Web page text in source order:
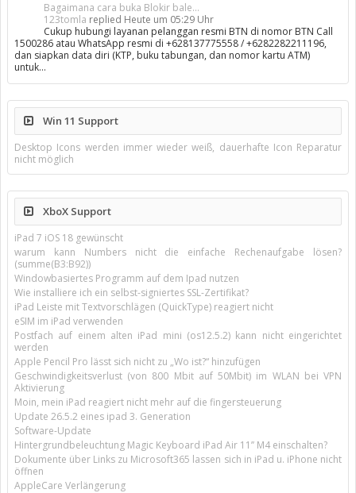
Bagaimana cara buka Blokir bale...
123tomla replied Heute um 05:29 Uhr
Cukup hubungi layanan pelanggan resmi BTN di nomor BTN Call
1500286 atau WhatsApp resmi di +628137775558 / +6282282211196,
dan siapkan data diri (KTP, buku tabungan, dan nomor kartu ATM)
untuk…
Win 11 Support
Desktop Icons werden immer wieder weiß, dauerhafte Icon Reparatur
nicht möglich
XboX Support
iPad 7 iOS 18 gewünscht
warum kann Numbers nicht die einfache Rechenaufgabe lösen?
(summe(B3:B92))
Windowbasiertes Programm auf dem Ipad nutzen
Wie installiere ich ein selbst-signiertes SSL-Zertifikat?
iPad Leiste mit Textvorschlägen (QuickType) reagiert nicht
eSIM im iPad verwenden
Postfach auf einem alten iPad mini (os12.5.2) kann nicht eingerichtet
werden
Apple Pencil Pro lässt sich nicht zu „Wo ist?“ hinzufügen
Geschwindigkeitsverlust (von 800 Mbit auf 50Mbit) im WLAN bei VPN
Aktivierung
Moin, mein iPad reagiert nicht mehr auf die fingersteuerung
Update 26.5.2 eines ipad 3. Generation
Software-Update
Hintergrundbeleuchtung Magic Keyboard iPad Air 11’’ M4 einschalten?
Dokumente über Links zu Microsoft365 lassen sich in iPad u. iPhone nicht
öffnen
AppleCare Verlängerung